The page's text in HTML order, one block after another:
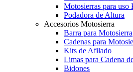
Motosierras para uso
Podadora de Altura
Accesorios Motosierra
Barra para Motosierra
Cadenas para
Kits de Afilado
Limas para Cadena
Bidones